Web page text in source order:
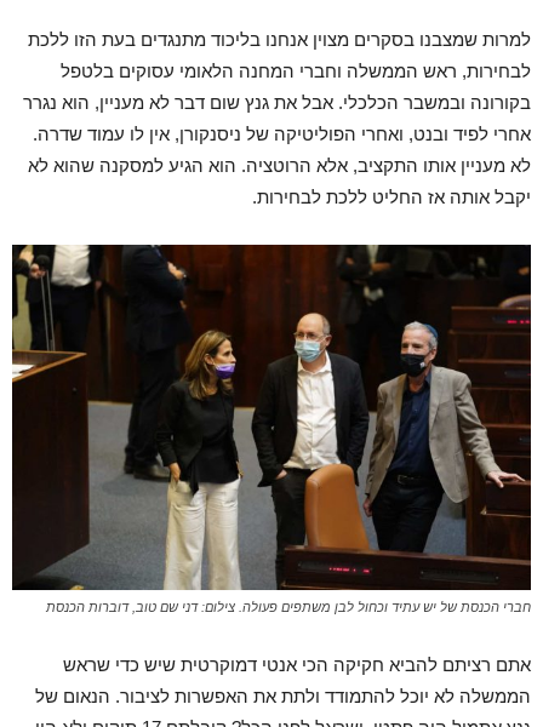
למרות שמצבנו בסקרים מצוין אנחנו בליכוד מתנגדים בעת הזו ללכת
לבחירות, ראש הממשלה וחברי המחנה הלאומי עסוקים בלטפל
בקורונה ובמשבר הכלכלי. אבל את גנץ שום דבר לא מעניין, הוא נגרר
אחרי לפיד ובנט, ואחרי הפוליטיקה של ניסנקורן, אין לו עמוד שדרה.
לא מעניין אותו התקציב, אלא הרוטציה. הוא הגיע למסקנה שהוא לא
יקבל אותה אז החליט ללכת לבחירות.
חברי הכנסת של יש עתיד וכחול לבן משתפים פעולה. צילום: דני שם טוב, דוברות הכנסת
אתם רציתם להביא חקיקה הכי אנטי דמוקרטית שיש כדי שראש
הממשלה לא יוכל להתמודד ולתת את האפשרות לציבור. הנאום של